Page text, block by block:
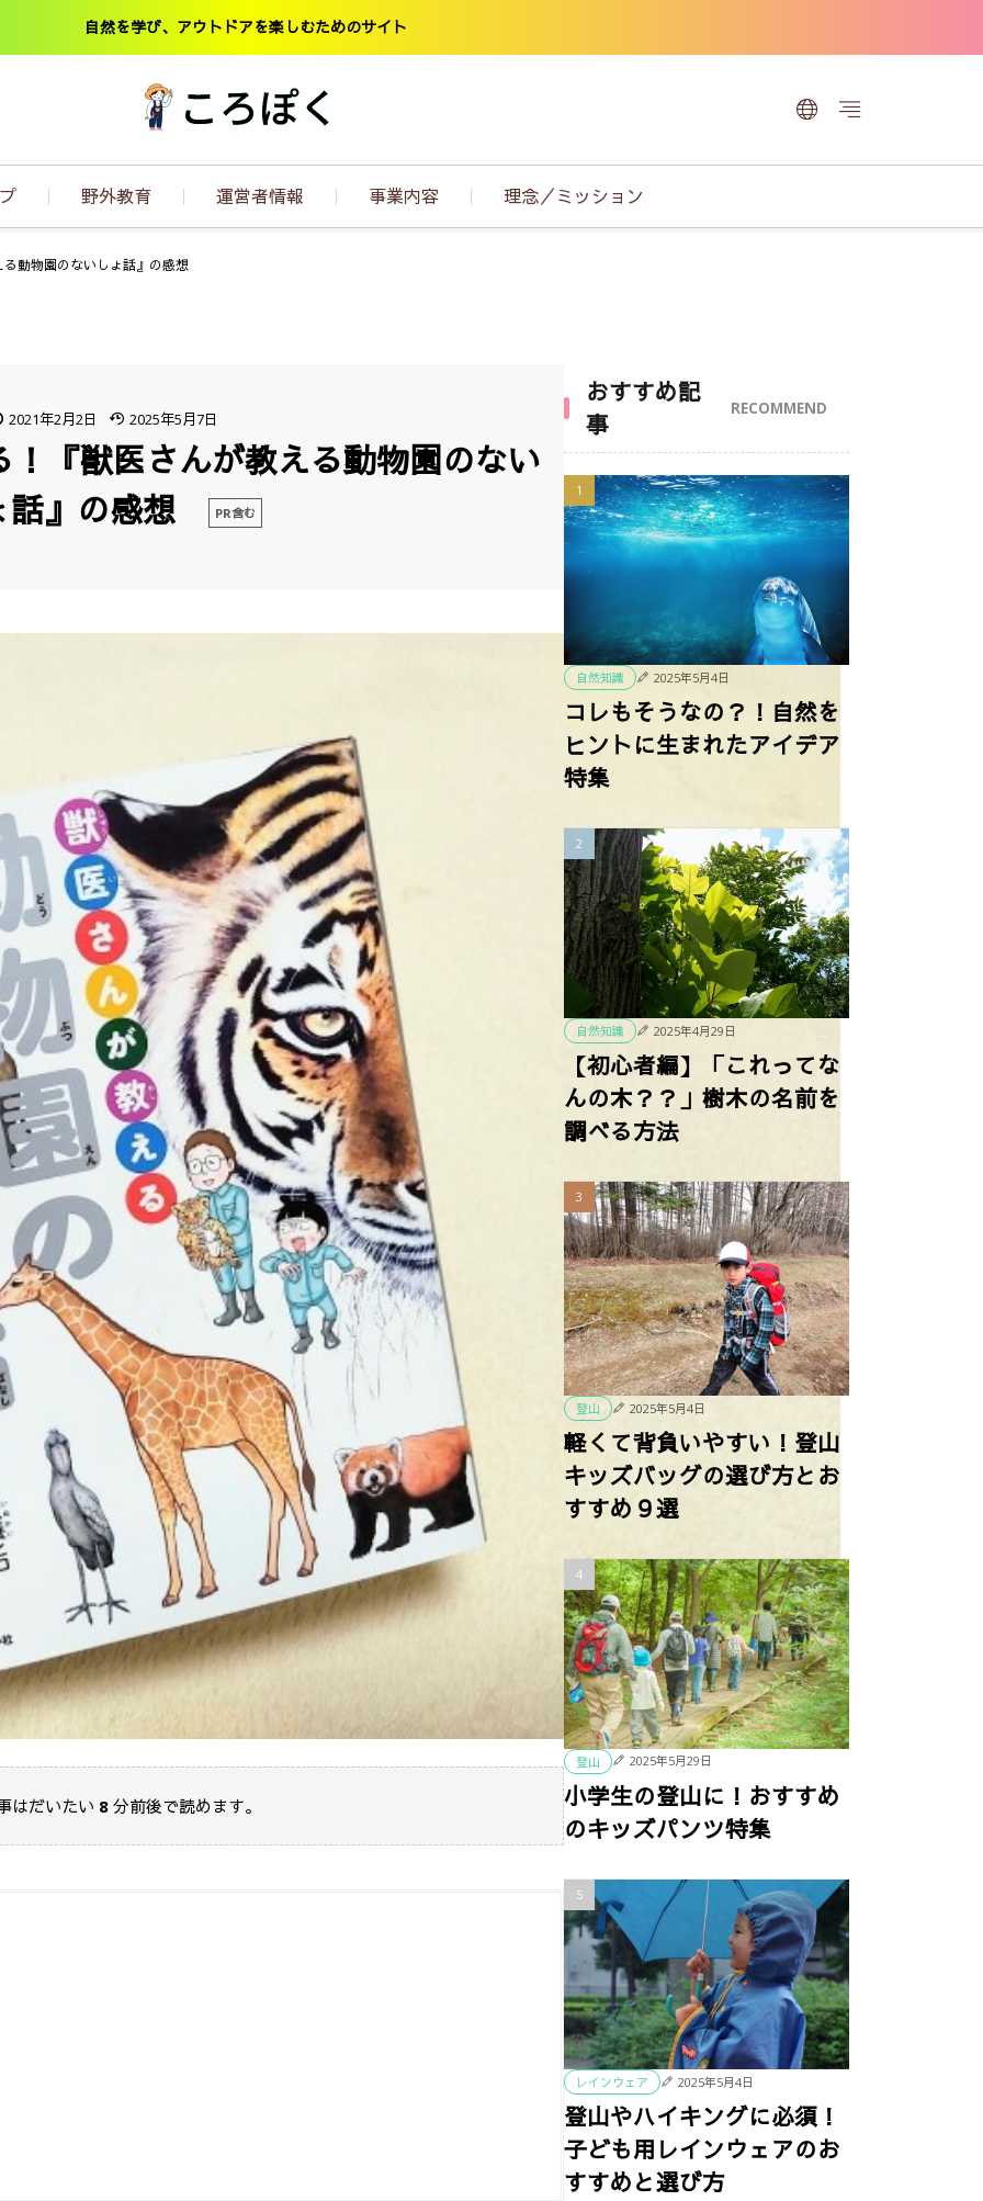
自然を学び、アウトドアを楽しむためのサイト
野外教育 運営者情報 事業内容 理念／ミッション
動物園のないしょ話』の感想
2021年2月2日 2025年5月7日
『獣医さんが教える動物園のない
話』の感想
PR含む
はだいたい 8分前後で読めます。
おすすめ記
事
RECOMMEND
自然知識 2025年5月4日
コレもそうなの？！自然を
ヒントに生まれたアイデア
特集
自然知識 2025年4月29日
【初心者編】「これってな
んの木？？」樹木の名前を
調べる方法
登山 2025年5月4日
軽くて背負いやすい！登山
キッズバッグの選び方とお
すすめ９選
登山 2025年5月29日
小学生の登山に！おすすめ
のキッズパンツ特集
レインウェア 2025年5月4日
登山やハイキングに必須！
子ども用レインウェアのお
すすめと選び方